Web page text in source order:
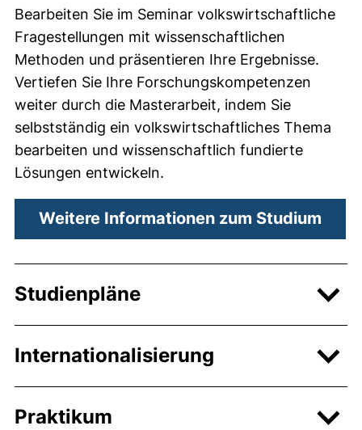
Bearbeiten Sie im Seminar volkswirtschaftliche
Fragestellungen mit wissenschaftlichen
Methoden und präsentieren Ihre Ergebnisse.
Vertiefen Sie Ihre Forschungskompetenzen
weiter durch die Masterarbeit, indem Sie
selbstständig ein volkswirtschaftliches Thema
bearbeiten und wissenschaftlich fundierte
Lösungen entwickeln.
Weitere Informationen zum Studium
Studienpläne
Internationalisierung
Praktikum